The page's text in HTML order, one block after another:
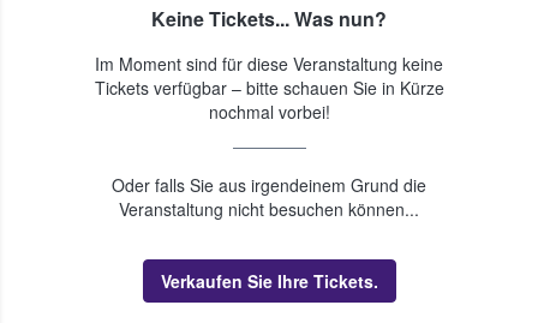
Keine Tickets... Was nun?
Im Moment sind für diese Veranstaltung keine
Tickets verfügbar – bitte schauen Sie in Kürze
nochmal vorbei!
Oder falls Sie aus irgendeinem Grund die
Veranstaltung nicht besuchen können...
Verkaufen Sie Ihre Tickets.